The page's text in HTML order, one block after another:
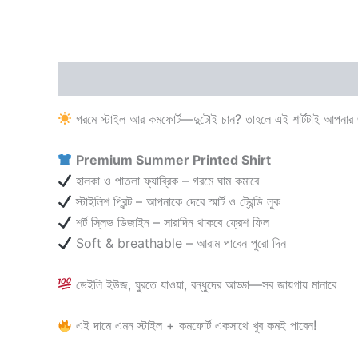
গরমে স্টাইল আর কমফোর্ট—দুটোই চান? তাহলে এই শার্টটাই আপনার
Premium Summer Printed Shirt
হালকা ও পাতলা ফ্যাব্রিক – গরমে ঘাম কমাবে
স্টাইলিশ প্রিন্ট – আপনাকে দেবে স্মার্ট ও ট্রেন্ডি লুক
শর্ট স্লিভ ডিজাইন – সারাদিন থাকবে ফ্রেশ ফিল
Soft & breathable – আরাম পাবেন পুরো দিন
ডেইলি ইউজ, ঘুরতে যাওয়া, বন্ধুদের আড্ডা—সব জায়গায় মানাবে
এই দামে এমন স্টাইল + কমফোর্ট একসাথে খুব কমই পাবেন!